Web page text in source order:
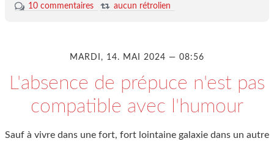
10 commentaires
aucun rétrolien
MARDI, 14. MAI 2024 — 08:56
L'absence de prépuce n'est pas
compatible avec l'humour
Sauf à vivre dans une fort, fort lointaine galaxie dans un autre